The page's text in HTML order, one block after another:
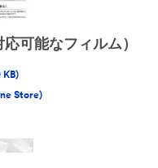
可能なフィルム）
KB)
Store)